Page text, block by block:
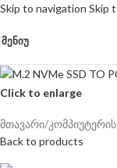
Skip to navigation Skip
ᲛᲔᲜᲘᲣ
Click to enlarge
მთავარი/
Back to products